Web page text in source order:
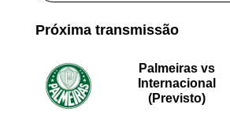
Próxima transmissão
Palmeiras vs
Internacional
(Previsto)